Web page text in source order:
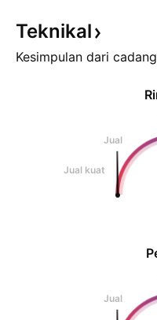
Teknikal
Kesimpulan dari
Jual
Jual
Jual kuat